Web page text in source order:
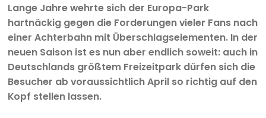
Lange Jahre wehrte sich der Europa-Park
hartnäckig gegen die Forderungen vieler Fans nach
einer Achterbahn mit Überschlagselementen. In der
neuen Saison ist es nun aber endlich soweit: auch in
Deutschlands größtem Freizeitpark dürfen sich die
Besucher ab voraussichtlich April so richtig auf den
Kopf stellen lassen.